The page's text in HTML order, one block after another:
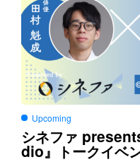
Upcoming
シネファ
dio』トークイベ